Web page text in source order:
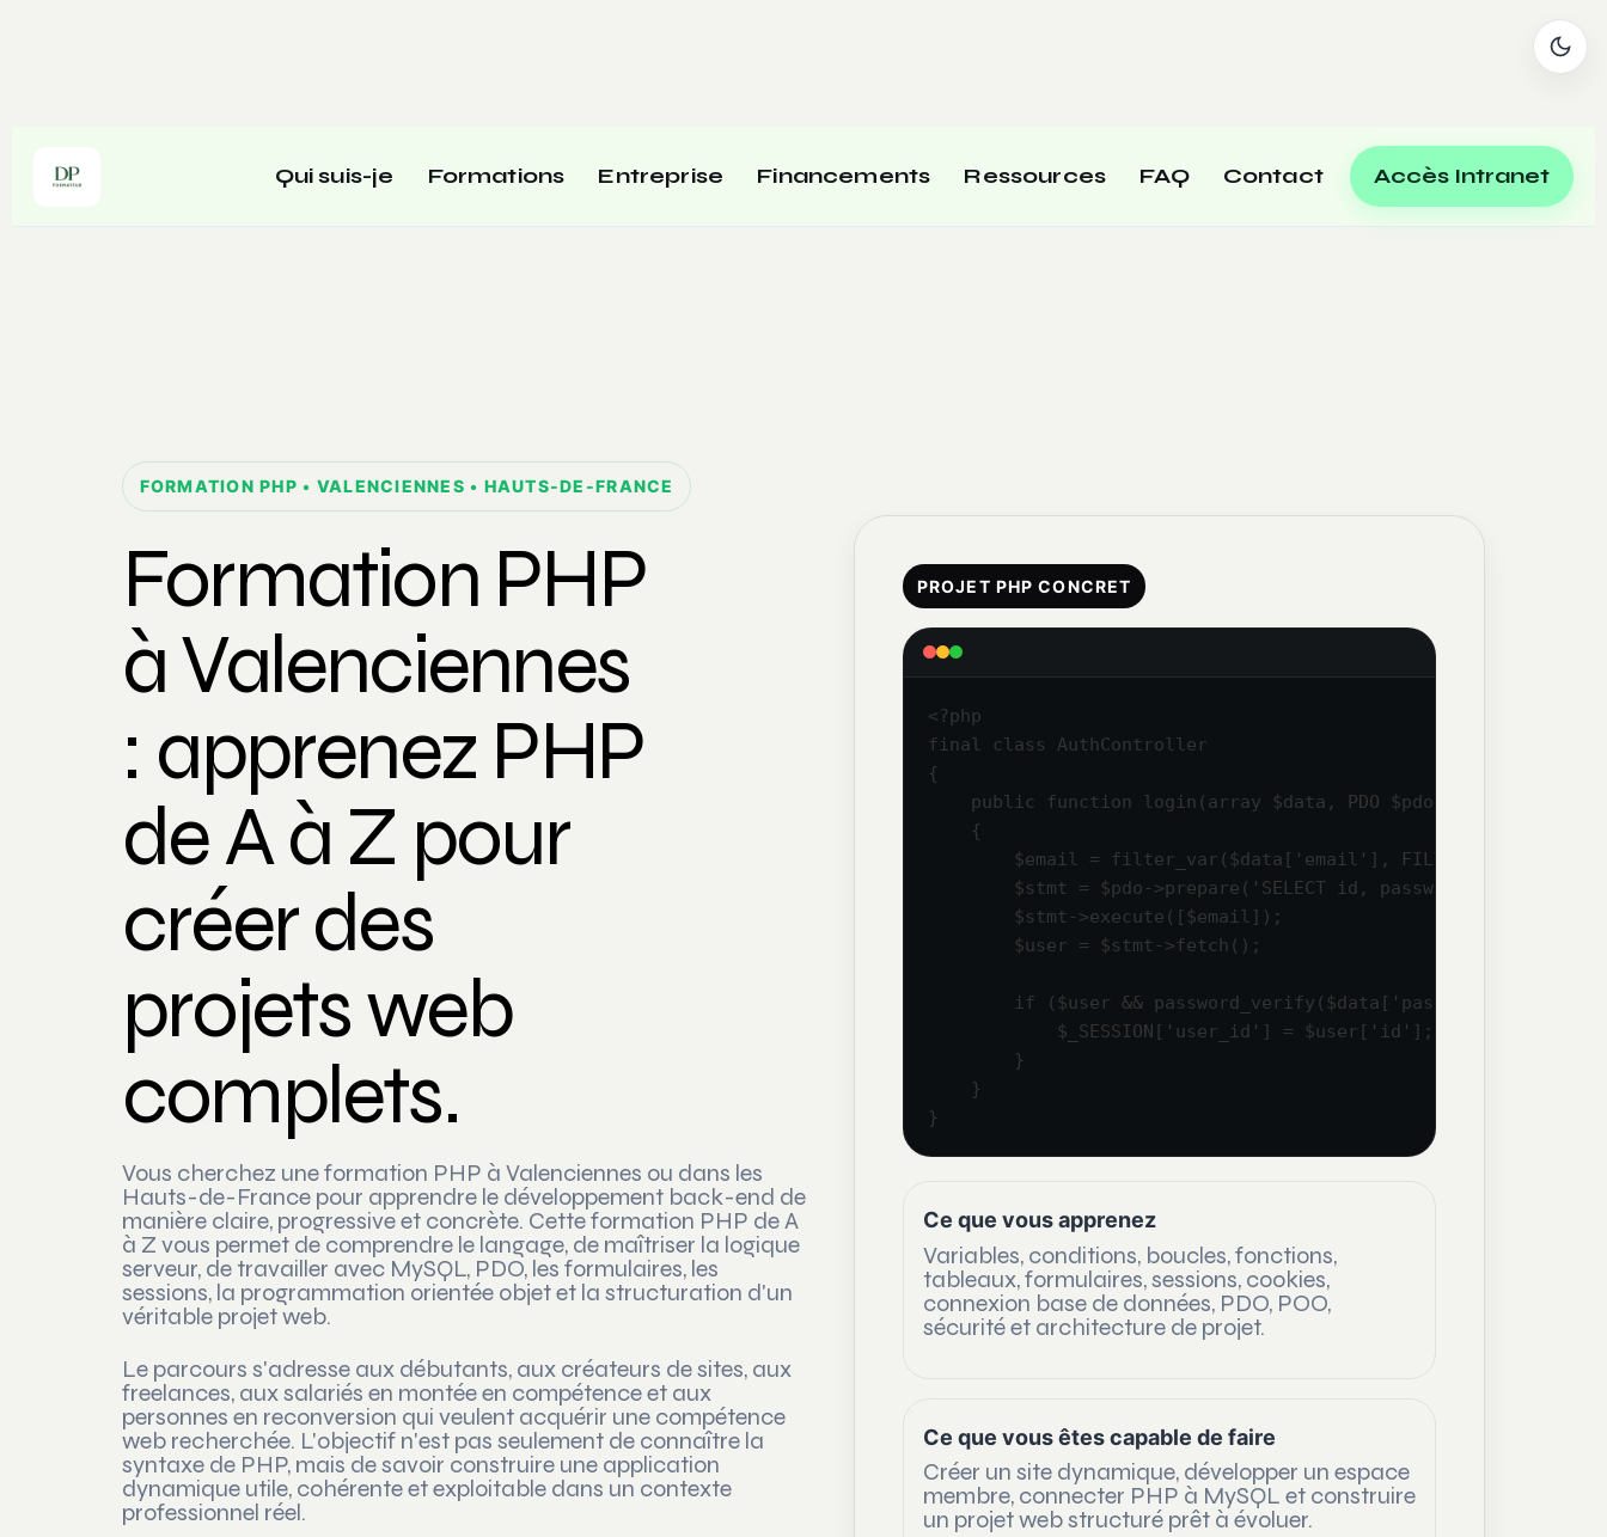
Qui suis-je Formations Entreprise Financements Ressources FAQ Contact Accès Intranet
FORMATION PHP • VALENCIENNES • HAUTS-DE-FRANCE
Formation PHP
à Valenciennes
: apprenez PHP
de A à Z pour
créer des
projets web
complets.
Vous cherchez une formation PHP à Valenciennes ou dans les
Hauts-de-France pour apprendre le développement back-end de
manière claire, progressive et concrète. Cette formation PHP de A
à Z vous permet de comprendre le langage, de maîtriser la logique
serveur, de travailler avec MySQL, PDO, les formulaires, les
sessions, la programmation orientée objet et la structuration d'un
véritable projet web.
Le parcours s'adresse aux débutants, aux créateurs de sites, aux
freelances, aux salariés en montée en compétence et aux
personnes en reconversion qui veulent acquérir une compétence
web recherchée. L'objectif n'est pas seulement de connaître la
syntaxe de PHP, mais de savoir construire une application
dynamique utile, cohérente et exploitable dans un contexte
professionnel réel.
PROJET PHP CONCRET
<?php
final class AuthController
{
    public function login(array $data, PDO $pdo): void
    {
$email = filter_var($data['email'],
$stmt = $pdo->prepare('SELECT id, password FROM users
        $stmt->execute([$email]);
        $user = $stmt->fetch();
if ($user && password_verify($data['password'],
            $_SESSION['user_id'] = $user['id'];
        }
    }
}
Ce que vous apprenez
Variables, conditions, boucles, fonctions,
tableaux, formulaires, sessions, cookies,
connexion base de données, PDO, POO,
sécurité et architecture de projet.
Ce que vous êtes capable de faire
Créer un site dynamique, développer un espace
membre, connecter PHP à MySQL et construire
un projet web structuré prêt à évoluer.